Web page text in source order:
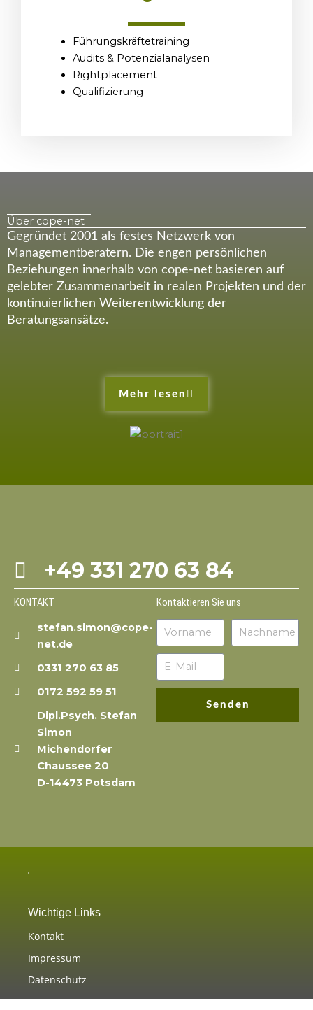
Führungskräftetraining
Audits & Potenzialanalysen
Rightplacement
Qualifizierung
Über cope-net
Gegründet 2001 als festes Netzwerk von
Managementberatern. Die engen persönlichen
Beziehungen innerhalb von cope-net basieren auf
gelebter Zusammenarbeit in realen Projekten und der
kontinuierlichen Weiterentwicklung der
Beratungsansätze.
Mehr lesen
+49 331 270 63 84
KONTAKT
stefan.simon@cope-
net.de
0331 270 63 85
0172 592 59 51
Dipl.Psych. Stefan
Simon
Michendorfer
Chaussee 20
D-14473 Potsdam
Kontaktieren Sie uns
Senden
Wichtige Links
Kontakt
Impressum
Datenschutz